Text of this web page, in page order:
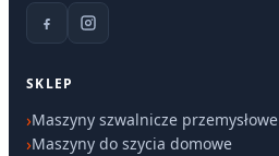
SKLEP
Maszyny szwalnicze przemysłowe
Maszyny do szycia domowe